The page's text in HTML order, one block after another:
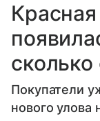
сколько
Покупатели
нового улова